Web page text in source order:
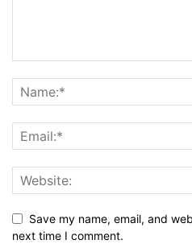
Save my name, email, and
next time I comment.